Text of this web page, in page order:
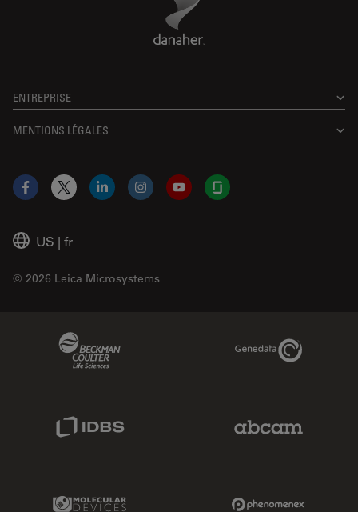
ENTREPRISE
MENTIONS LÉGALES
US | fr
© 2026 Leica Microsystems
Facebook
X LinkedInInstagramYouTubeGlassdoor
Genedata Link
Molecular Devices Link